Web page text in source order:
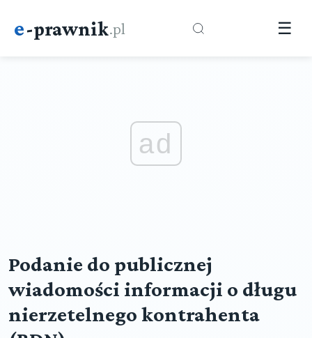
e-prawnik.pl ☰
ad
Podanie do publicznej
wiadomości informacji o długu
nierzetelnego kontrahenta